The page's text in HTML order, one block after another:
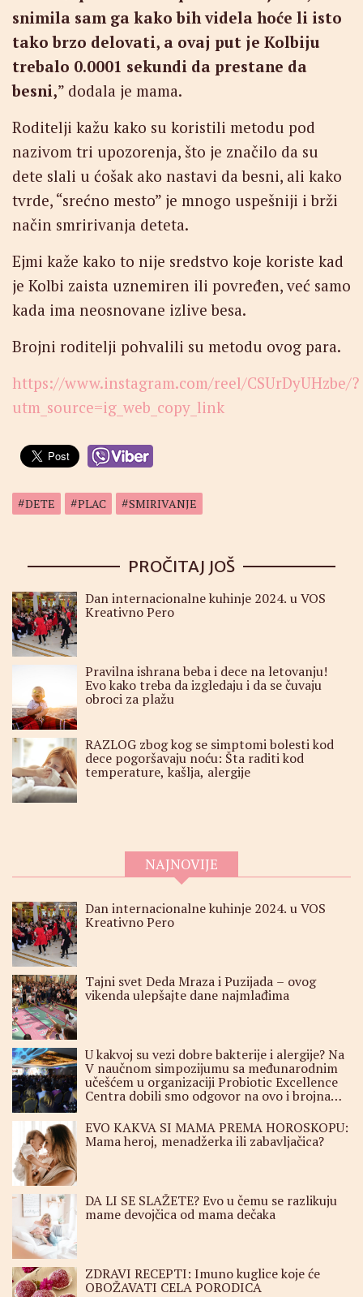
snimila sam ga kako bih videla hoće li isto
tako brzo delovati, a ovaj put je Kolbiju
trebalo 0.0001 sekundi da prestane da
besni,” dodala je mama.
Roditelji kažu kako su koristili metodu pod
nazivom tri upozorenja, što je značilo da su
dete slali u ćošak ako nastavi da besni, ali kako
tvrde, “srećno mesto” je mnogo uspešniji i brži
način smririvanja deteta.
Ejmi kaže kako to nije sredstvo koje koriste kad
je Kolbi zaista uznemiren ili povređen, već samo
kada ima neosnovane izlive besa.
Brojni roditelji pohvalili su metodu ovog para.
https://www.instagram.com/reel/CSUrDyUHzbe/?
utm_source=ig_web_copy_link
DETE PLAC SMIRIVANJE
PROČITAJ JOŠ
Dan internacionalne kuhinje 2024. u VOS
Kreativno Pero
Pravilna ishrana beba i dece na letovanju!
Evo kako treba da izgledaju i da se čuvaju
obroci za plažu
RAZLOG zbog kog se simptomi bolesti kod
dece pogoršavaju noću: Šta raditi kod
temperature, kašlja, alergije
NAJNOVIJE
Dan internacionalne kuhinje 2024. u VOS
Kreativno Pero
Tajni svet Deda Mraza i Puzijada – ovog
vikenda ulepšajte dane najmlađima￼
U kakvoj su vezi dobre bakterije i alergije? Na
V naučnom simpozijumu sa međunarodnim
učešćem u organizaciji Probiotic Excellence
Centra dobili smo odgovor na ovo i brojna
EVO KAKVA SI MAMA PREMA HOROSKOPU:
Mama heroj, menadžerka ili zabavljačica?
DA LI SE SLAŽETE? Evo u čemu se razlikuju
mame devojčica od mama dečaka
ZDRAVI RECEPTI: Imuno kuglice koje će
OBOŽAVATI CELA PORODICA